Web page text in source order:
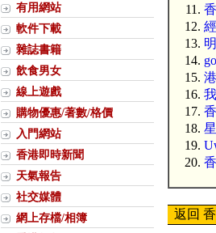
有用網站
軟件下載
雜誌書籍
飲食男女
線上遊戲
購物優惠/著數/格價
入門網站
香港即時新聞
天氣報告
社交媒體
網上存檔/相簿
返回